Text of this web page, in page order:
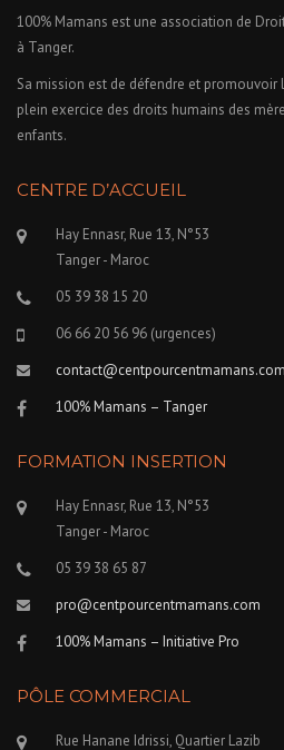
100% Mamans est une association de
à Tanger.
Sa mission est de défendre et
plein exercice des droits humains des
enfants.
CENTRE D’ACCUEIL
Hay Ennasr, Rue 13, N°53
Tanger - Maroc
05 39 38 15 20
06 66 20 56 96 (urgences)
contact@centpourcentmamans.com
100% Mamans – Tanger
FORMATION INSERTION
Hay Ennasr, Rue 13, N°53
Tanger - Maroc
05 39 38 65 87
pro@centpourcentmamans.com
100% Mamans – Initiative Pro
PÔLE COMMERCIAL
Rue Hanane Idrissi, Quartier Lazib